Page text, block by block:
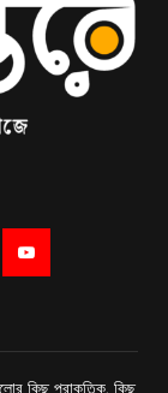
কিছু প্রাকৃতিক, কিছু